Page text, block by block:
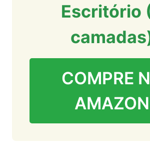
Escritório
COMPRE
AMAZON